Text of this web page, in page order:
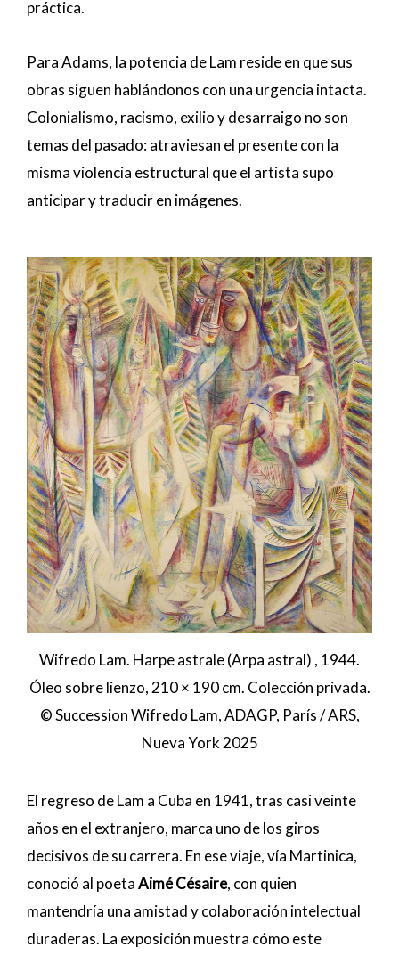
práctica.
Para Adams, la potencia de Lam reside en que sus
obras siguen hablándonos con una urgencia intacta.
Colonialismo, racismo, exilio y desarraigo no son
temas del pasado: atraviesan el presente con la
misma violencia estructural que el artista supo
anticipar y traducir en imágenes.
Wifredo Lam. Harpe astrale (Arpa astral) , 1944.
Óleo sobre lienzo, 210 × 190 cm. Colección privada.
© Succession Wifredo Lam, ADAGP, París / ARS,
Nueva York 2025
El regreso de Lam a Cuba en 1941, tras casi veinte
años en el extranjero, marca uno de los giros
decisivos de su carrera. En ese viaje, vía Martinica,
conoció al poetaAimé Césaire, con quien
mantendría una amistad y colaboración intelectual
duraderas. La exposición muestra cómo este